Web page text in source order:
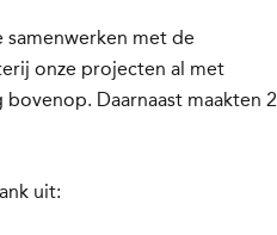
met de
onze projecten al met
bovenop. Daarnaast maakten 2
uit: